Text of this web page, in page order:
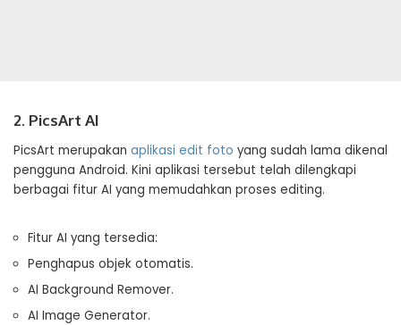
2. PicsArt AI
PicsArt merupakan aplikasi edit foto yang sudah lama dikenal
pengguna Android. Kini aplikasi tersebut telah dilengkapi
berbagai fitur AI yang memudahkan proses editing.
Fitur AI yang tersedia:
Penghapus objek otomatis.
AI Background Remover.
AI Image Generator.